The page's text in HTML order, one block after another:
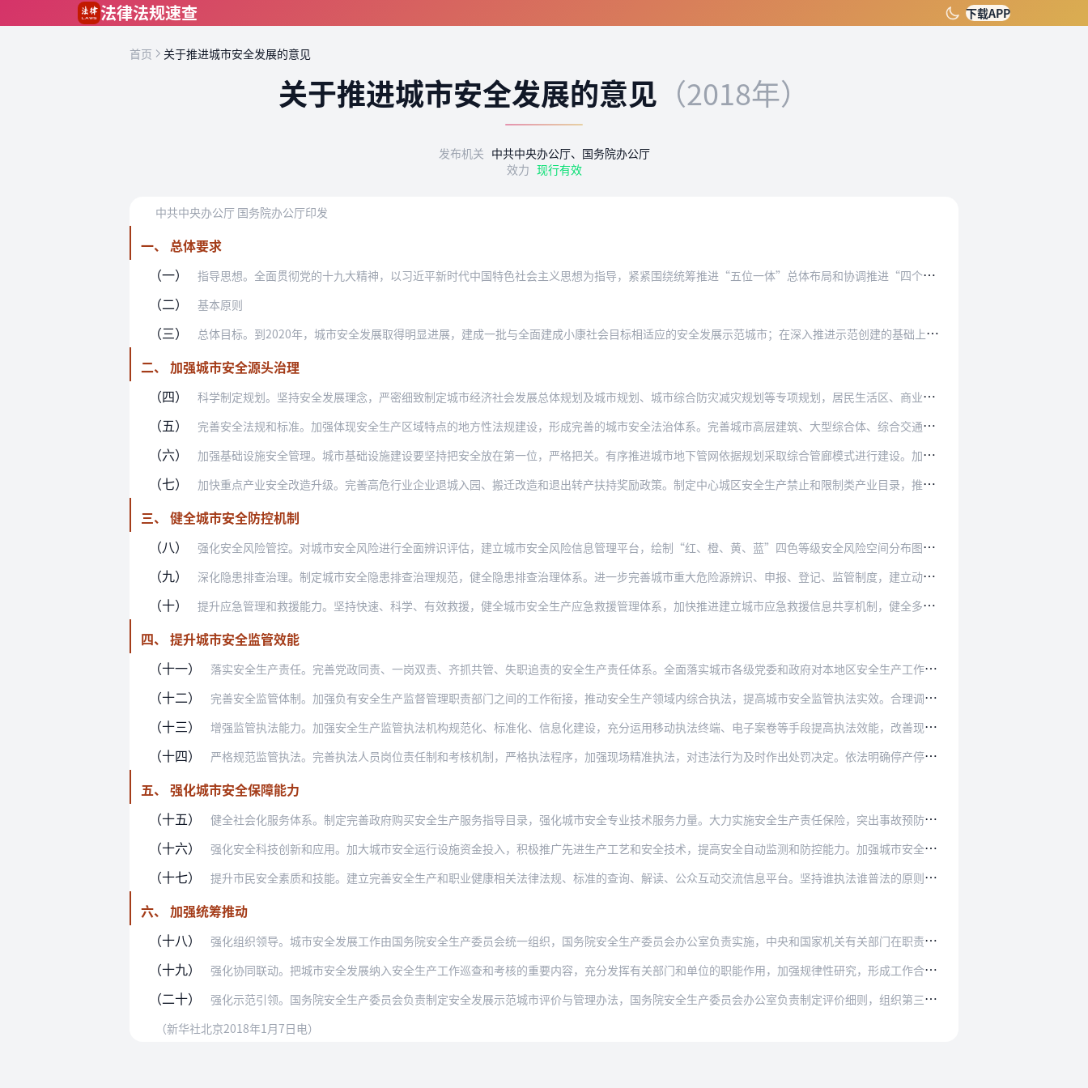
法律法规速查 下载APP
首页 关于推进城市安全发展的意见
关于推进城市安全发展的意见 （2018年）
发布机关 中共中央办公厅、国务院办公厅
效力 现行有效
中共中央办公厅 国务院办公厅印发
一、 总体要求
（一）
指导思想。全面贯彻党的十九大精神，以习近平新时代中国特色社会主义思想为指导，紧紧围绕统筹推进“五位一体”总体布局和协调推进“四个全面”战略布局，牢固树立安全发展…
（二） 基本原则
（三） 总体目标。到2020年，城市安全发展取得明显进展，建成一批与全面建成小康社会目标相适应的安全发展示范城市；在深入推进示范创建的基础上，到2035年，城市安全发展…
二、 加强城市安全源头治理
（四）
科学制定规划。坚持安全发展理念，严密细致制定城市经济社会发展总体规划及城市规划、城市综合防灾减灾规划等专项规划，居民生活区、商业区、经济技术开发区、工业园区、港…
（五） 完善安全法规和标准。加强体现安全生产区域特点的地方性法规建设，形成完善的城市安全法治体系。完善城市高层建筑、大型综合体、综合交通枢纽、隧道桥梁、管线管廊、道路交…
（六） 加强基础设施安全管理。城市基础设施建设要坚持把安全放在第一位，严格把关。有序推进城市地下管网依据规划采取综合管廊模式进行建设。加强城市交通、供水、排水防涝、供热…
（七） 加快重点产业安全改造升级。完善高危行业企业退城入园、搬迁改造和退出转产扶持奖励政策。制定中心城区安全生产禁止和限制类产业目录，推动城市产业结构调整，治理整顿安全…
三、 健全城市安全防控机制
（八）
强化安全风险管控。对城市安全风险进行全面辨识评估，建立城市安全风险信息管理平台，绘制“红、橙、黄、蓝”四色等级安全风险空间分布图。编制城市安全风险白皮书，及时更…
（九） 深化隐患排查治理。制定城市安全隐患排查治理规范，健全隐患排查治理体系。进一步完善城市重大危险源辨识、申报、登记、监管制度，建立动态管理数据库，加快提升在线安全监…
（十） 提升应急管理和救援能力。坚持快速、科学、有效救援，健全城市安全生产应急救援管理体系，加快推进建立城市应急救援信息共享机制，健全多部门协同预警发布和响应处置机制，…
四、 提升城市安全监管效能
（十一）
落实安全生产责任。完善党政同责、一岗双责、齐抓共管、失职追责的安全生产责任体系。全面落实城市各级党委和政府对本地区安全生产工作的领导责任、党政主要负责人第一责任…
（十二） 完善安全监管体制。加强负有安全生产监督管理职责部门之间的工作衔接，推动安全生产领域内综合执法，提高城市安全监管执法实效。合理调整执法队伍种类和结构，加强安全生产…
（十三） 增强监管执法能力。加强安全生产监管执法机构规范化、标准化、信息化建设，充分运用移动执法终端、电子案卷等手段提高执法效能，改善现场执法、调查取证、应急处置等监管执…
（十四） 严格规范监管执法。完善执法人员岗位责任制和考核机制，严格执法程序，加强现场精准执法，对违法行为及时作出处罚决定。依法明确停产停业、停止施工、停止使用相关设施或设…
五、 强化城市安全保障能力
（十五）
健全社会化服务体系。制定完善政府购买安全生产服务指导目录，强化城市安全专业技术服务力量。大力实施安全生产责任保险，突出事故预防功能。加快推进安全信用体系建设，强…
（十六） 强化安全科技创新和应用。加大城市安全运行设施资金投入，积极推广先进生产工艺和安全技术，提高安全自动监测和防控能力。加强城市安全监管信息化建设，建立完善安全生产监…
（十七） 提升市民安全素质和技能。建立完善安全生产和职业健康相关法律法规、标准的查询、解读、公众互动交流信息平台。坚持谁执法谁普法的原则，加大普法力度，切实提升人民群众的…
六、 加强统筹推动
（十八）
强化组织领导。城市安全发展工作由国务院安全生产委员会统一组织，国务院安全生产委员会办公室负责实施，中央和国家机关有关部门在职责范围内负责具体工作。各省（自治区、…
（十九） 强化协同联动。把城市安全发展纳入安全生产工作巡查和考核的重要内容，充分发挥有关部门和单位的职能作用，加强规律性研究，形成工作合力。鼓励引导社会化服务机构、公益组…
（二十）
强化示范引领。国务院安全生产委员会负责制定安全发展示范城市评价与管理办法，国务院安全生产委员会办公室负责制定评价细则，组织第三方评价，并组织各有关部门开展复核、…
（新华社北京2018年1月7日电）